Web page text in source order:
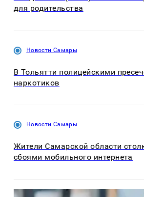
для родительства
Новости Самары
В Тольятти полицейскими
наркотиков
Новости Самары
Жители Самарской области
сбоями мобильного интернета